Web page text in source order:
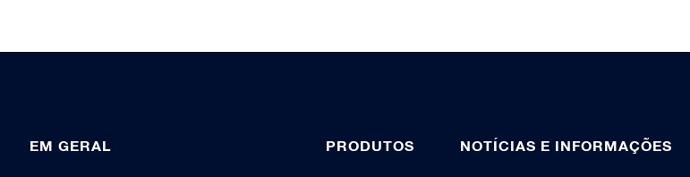
EM GERAL PRODUTOS NOTÍCIAS E INFORMAÇÕES